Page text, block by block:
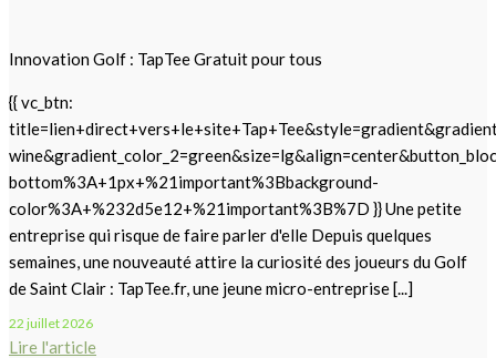
Innovation Golf : TapTee Gratuit pour tous
{{ vc_btn:
bottom%3A+1px+%21important%3Bbackground-
color%3A+%232d5e12+%21important%3B%7D }} Une petite
entreprise qui risque de faire parler d'elle Depuis quelques
semaines, une nouveauté attire la curiosité des joueurs du Golf
de Saint Clair : TapTee.fr, une jeune micro-entreprise [...]
22 juillet 2026
Lire l'article